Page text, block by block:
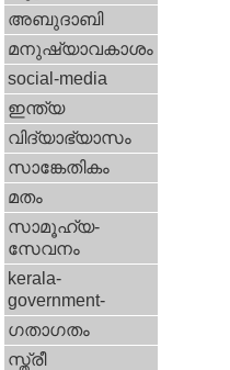
അബുദാബി
മനുഷ്യാവകാശം
social-media
ഇന്ത്യ
വിദ്യാഭ്യാസം
സാങ്കേതികം
മതം
സാമൂഹ്യ-
സേവനം
kerala-
government-
ഗതാഗതം
സ്ത്രീ